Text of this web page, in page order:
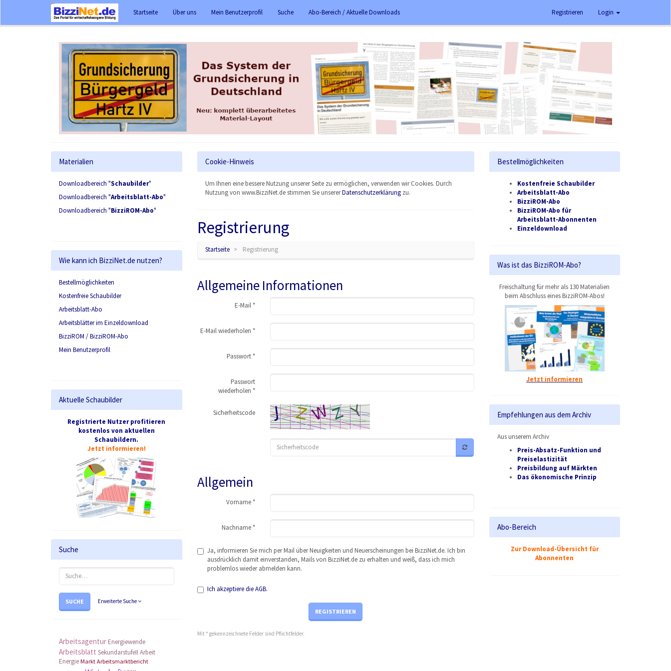
Startseite Über uns Mein Benutzerprofil Suche Abo-Bereich / Aktuelle Downloads Registrieren Login
Materialien
Downloadbereich "Schaubilder"
Downloadbereich "Arbeitsblatt-Abo"
Downloadbereich "BizziROM-Abo"
Wie kann ich BizziNet.de nutzen?
Bestellmöglichkeiten
Kostenfreie Schaubilder
Arbeitsblatt-Abo
Arbeitsblätter im Einzeldownload
BizziROM / BizziROM-Abo
Mein Benutzerprofil
Aktuelle Schaubilder
Registrierte Nutzer profitieren
kostenlos von aktuellen
Schaubildern.
Jetzt informieren!
Suche
SUCHE Erweiterte Suche
Arbeitsagentur Energiewende
Arbeitsblatt SekundarstufeII Arbeit
Energie Markt Arbeitsmarktbericht
Cookie-Hinweis
Um Ihnen eine bessere Nutzung unserer Seite zu ermöglichen, verwenden wir Cookies. Durch
Nutzung von www.BizziNet.de stimmen Sie unsererDatenschutzerklärungzu.
Registrierung
Startseite Registrierung
Allgemeine Informationen
E-Mail *
E-Mail wiederholen *
Passwort *
Passwort
wiederholen *
Sicherheitscode
Allgemein
Vorname *
Nachname *
Ja, informieren Sie mich per Mail über Neuigkeiten und Neuerscheinungen bei BizziNet.de. Ich bin
ausdrücklich damit einverstanden, Mails von BizziNet.de zu erhalten und weiß, dass ich mich
problemlos wieder abmelden kann.
Ich akzeptiere die AGB.
REGISTRIEREN
Mit * gekennzeichnete Felder sind Pflichtfelder.
Bestellmöglichkeiten
Kostenfreie Schaubilder
Arbeitsblatt-Abo
BizziROM-Abo
BizziROM-Abo für
Arbeitsblatt-Abonnenten
Einzeldownload
Was ist das BizziROM-Abo?
Freischaltung für mehr als 130 Materialien
beim Abschluss eines BizziROM-Abos!
Jetzt informieren
Empfehlungen aus dem Archiv
Aus unserem Archiv
Preis-Absatz-Funktion und
Preiselastizität
Preisbildung auf Märkten
Das ökonomische Prinzip
Abo-Bereich
Zur Download-Übersicht für
Abonnenten